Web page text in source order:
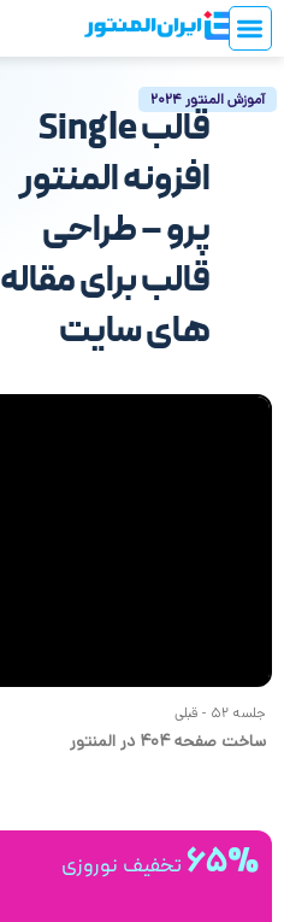
آموزش المنتور 2024
قالب Single
افزونه المنتور
پرو – طراحی
قالب برای مقاله
های سایت
جلسه 52 - قبلی
ساخت صفحه 404 در المنتور
65% تخفیف نوروزی